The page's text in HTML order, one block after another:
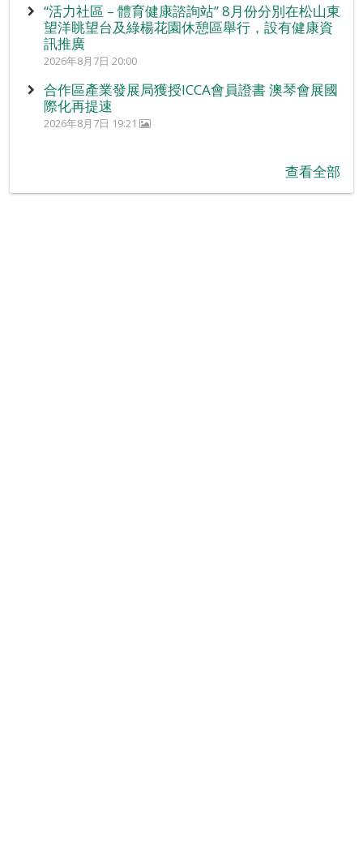
“活力社區 – 體育健康諮詢站” 8月份分別在松山東
望洋眺望台及綠楊花園休憩區舉行，設有健康資
訊推廣
2026年8月7日 20:00
合作區產業發展局獲授ICCA會員證書 澳琴會展國
際化再提速
2026年8月7日 19:21
查看全部